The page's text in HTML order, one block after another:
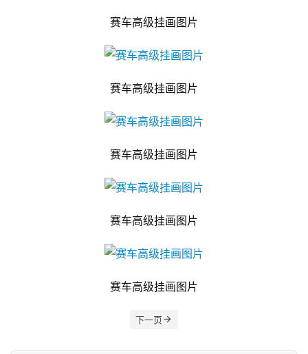
赛车高级挂画图片
赛车高级挂画图片
赛车高级挂画图片
赛车高级挂画图片
赛车高级挂画图片
下一页